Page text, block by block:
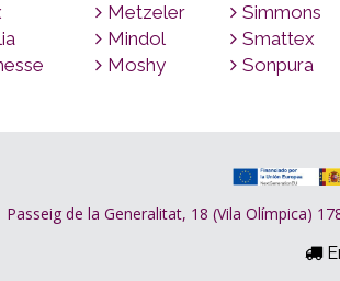
Metzeler
Mindol
Moshy
Simmons
Smattex
Sonpura
Passeig de la Generalitat, 18 (Vila Olímpica)